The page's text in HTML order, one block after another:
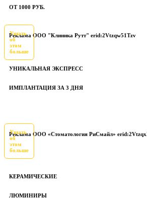
ОТ 1000 РУБ.
Реклама ООО "Клиника Рутт" erid:2Vtzqw51Tzv
Узнать
об
этом
больше
УНИКАЛЬНАЯ ЭКСПРЕСС
ИМПЛАНТАЦИЯ ЗА 3 ДНЯ
Реклама ООО «Стоматология РиСмайл»
Узнать
об
этом
больше
КЕРАМИЧЕСКИЕ
ЛЮМИНИРЫ